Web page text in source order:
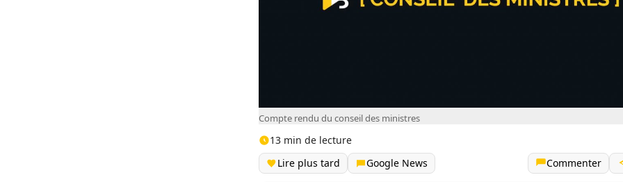
Compte rendu du conseil des ministres
13 min de lecture
Lire plus tard
Google News Commenter